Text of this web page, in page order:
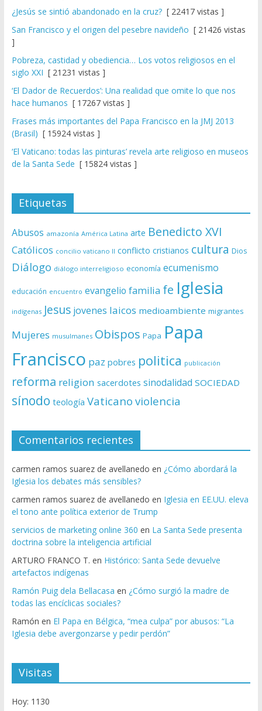
¿Jesús se sintió abandonado en la cruz?[ 22417 vistas ]
San Francisco y el origen del pesebre navideño [ 21426 vistas
]
Pobreza, castidad y obediencia… Los votos religiosos en el
siglo XXI [ 21231 vistas ]
‘El Dador de Recuerdos’: Una realidad que omite lo que nos
hace humanos [ 17267 vistas ]
Frases más importantes del Papa Francisco en la JMJ 2013
(Brasil) [ 15924 vistas ]
‘El Vaticano: todas las pinturas’ revela arte religioso en museos
de la Santa Sede [ 15824 vistas ]
Etiquetas
Abusos amazonía América Latina arte Benedicto XVI
Católicos concilio vaticano II conflicto cristianos cultura Dios
Diálogo diálogo interreligioso economía ecumenismo
educación encuentro evangelio familia fe Iglesia
indígenas Jesus jovenes laicos medioambiente migrantes
Mujeres musulmanes Obispos Papa Papa
Francisco paz pobres politica publicación
reforma religion sacerdotes sinodalidad SOCIEDAD
sínodo teología Vaticano violencia
Comentarios recientes
carmen ramos suarez de avellanedo en ¿Cómo abordará la
Iglesia los debates más sensibles?
carmen ramos suarez de avellanedo en Iglesia en EE.UU. eleva
el tono ante política exterior de Trump
servicios de marketing online 360 en La Santa Sede presenta
doctrina sobre la inteligencia artificial
ARTURO FRANCO T. en Histórico: Santa Sede devuelve
artefactos indígenas
Ramón Puig dela Bellacasa en ¿Cómo surgió la madre de
todas las encíclicas sociales?
Ramón en El Papa en Bélgica, “mea culpa” por abusos: “La
Iglesia debe avergonzarse y pedir perdón”
Visitas
Hoy: 1130